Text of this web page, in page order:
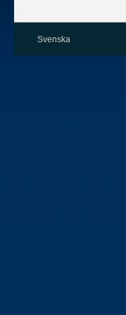
Svenska